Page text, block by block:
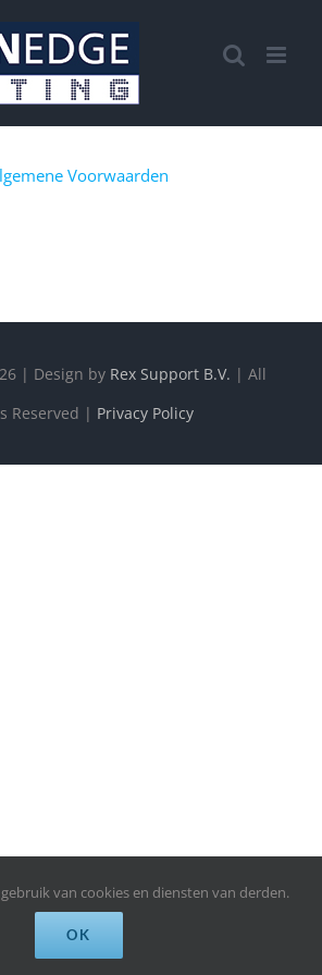
Voorwaarden
| Design by Rex Support B.V. | All
Reserved | Privacy Policy
van cookies en diensten van derden.
OK